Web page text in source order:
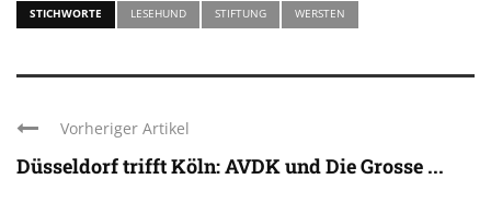
STICHWORTE LESEHUND STIFTUNG WERSTEN
Vorheriger Artikel
Düsseldorf trifft Köln: AVDK und Die Grosse ...